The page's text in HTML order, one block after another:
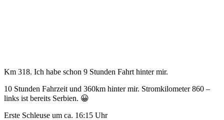
Km 318. Ich habe schon 9 Stunden Fahrt hinter mir.
10 Stunden Fahrzeit und 360km hinter mir. Stromkilometer 860 –
links ist bereits Serbien. 😀
Erste Schleuse um ca. 16:15 Uhr